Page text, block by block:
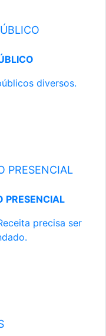
diversos.
PRESENCIAL
PRESENCIAL
precisa ser